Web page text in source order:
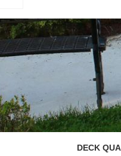
DECK